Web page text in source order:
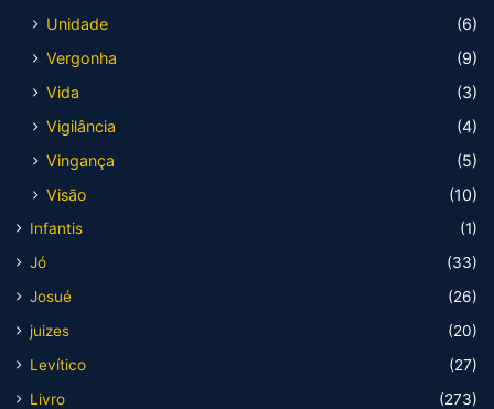
Unidade
(6)
Vergonha
(9)
Vida
(3)
Vigilância
(4)
Vingança
(5)
Visão
(10)
Infantis
(1)
Jó
(33)
Josué
(26)
juizes
(20)
Levítico
(27)
Livro
(273)